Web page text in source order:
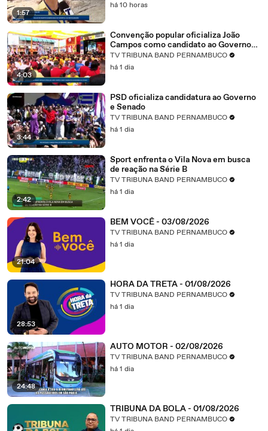
1:57
há 10 horas
4:03
Convenção popular oficializa João
Campos como candidato ao Governo
do Estado
TV TRIBUNA BAND PERNAMBUCO
há 1 dia
3:44
PSD oficializa candidatura ao Governo
e Senado
TV TRIBUNA BAND PERNAMBUCO
há 1 dia
2:42
Sport enfrenta o Vila Nova em busca
de reação na Série B
TV TRIBUNA BAND PERNAMBUCO
há 1 dia
21:04
BEM VOCÊ - 03/08/2026
TV TRIBUNA BAND PERNAMBUCO
há 1 dia
28:53
HORA DA TRETA - 01/08/2026
TV TRIBUNA BAND PERNAMBUCO
há 1 dia
24:48
AUTO MOTOR - 02/08/2026
TV TRIBUNA BAND PERNAMBUCO
há 1 dia
TRIBUNA DA BOLA - 01/08/2026
TV TRIBUNA BAND PERNAMBUCO